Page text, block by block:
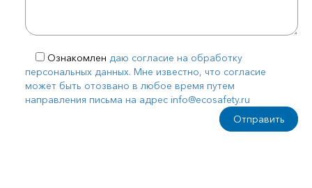
Ознакомлен даю согласие на обработку
персональных данных. Мне известно, что согласие
может быть отозвано в любое время путем
направления письма на адрес info@ecosafety.ru